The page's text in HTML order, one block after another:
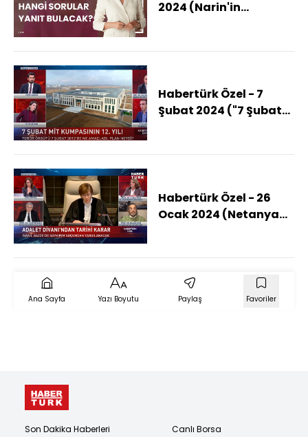
2024 (Narin'in
mi?)
Habertürk Özel - 7
Şubat 2024 ("7 Şubat
MİT'i hedef aldı?)
Habertürk Özel - 26
Ocak 2024 (Netanyahu
Ana Sayfa Yazı Boyutu Paylaş Favoriler
Son Dakika Haberleri Canlı Borsa